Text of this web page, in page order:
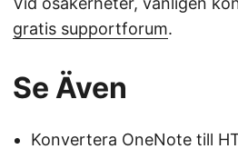
gratis supportforum.
Se Även
Konvertera OneNote till